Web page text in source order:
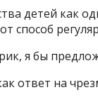
детей как
способ
я бы
ответ на